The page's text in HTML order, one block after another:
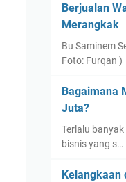
Berjualan
Merangkak
Bu Saminem
Foto: Furqan )
Bagaimana
Juta?
Terlalu
bisnis yang s…
Kelangkaan